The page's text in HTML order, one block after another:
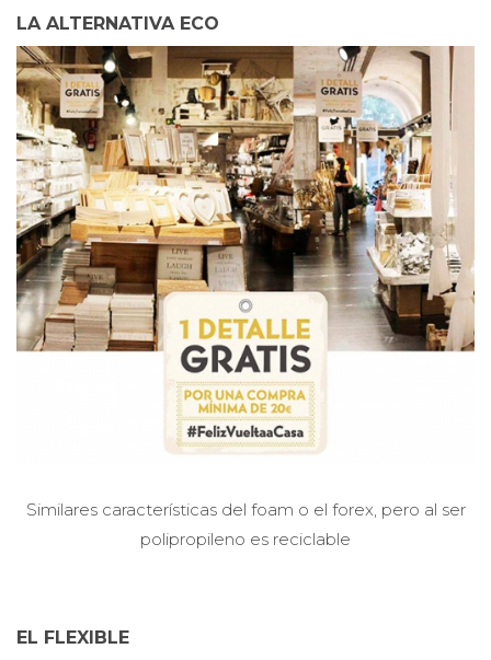
LA ALTERNATIVA ECO
Similares características del foam o el forex, pero al ser
polipropileno es reciclable
EL FLEXIBLE